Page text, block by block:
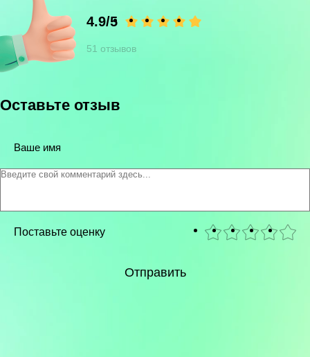
4.9/5
51 отзывов
Оставьте отзыв
Ваше имя
Поставьте оценку
Отправить